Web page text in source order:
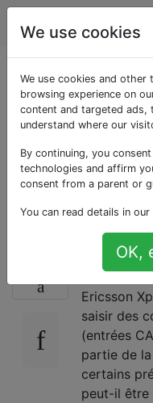
semi-
clavier
Je dois
saisie
Ericsson
saisir des
(entrées
partie de
certains
peut-il être
We use cookies
We use cookies and
browsing experience on
content and targeted ads,
understand where our
By continuing, you
technologies and affirm
consent from a parent or
You can read details in our
OK,